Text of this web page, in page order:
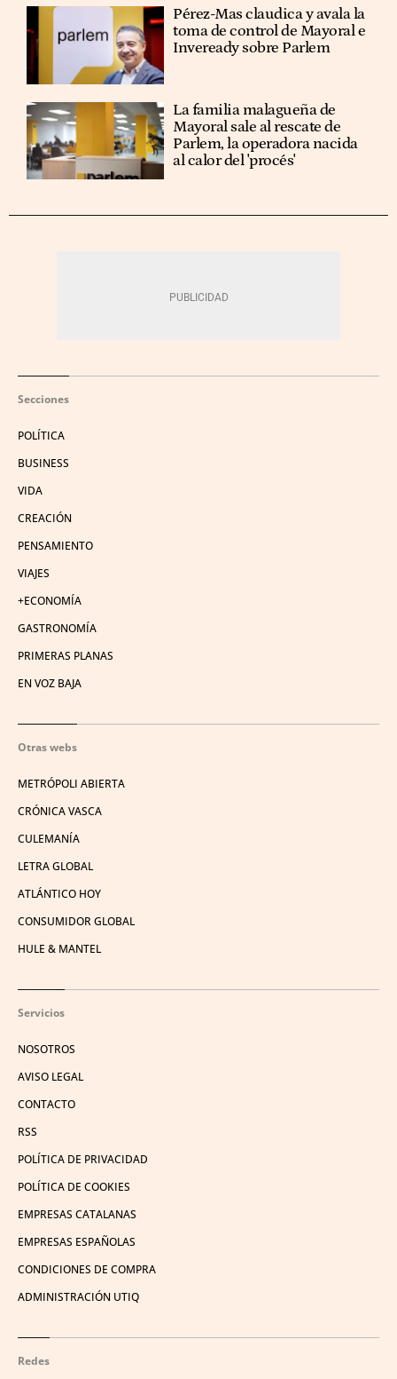
Pérez-Mas claudica y avala la
toma de control de Mayoral e
Inveready sobre Parlem
La familia malagueña de
Mayoral sale al rescate de
Parlem, la operadora nacida
al calor del 'procés'
Secciones
POLÍTICA
BUSINESS
VIDA
CREACIÓN
PENSAMIENTO
VIAJES
+ECONOMÍA
GASTRONOMÍA
PRIMERAS PLANAS
EN VOZ BAJA
Otras webs
METRÓPOLI ABIERTA
CRÓNICA VASCA
CULEMANÍA
LETRA GLOBAL
ATLÁNTICO HOY
CONSUMIDOR GLOBAL
HULE & MANTEL
Servicios
NOSOTROS
AVISO LEGAL
CONTACTO
RSS
POLÍTICA DE PRIVACIDAD
POLÍTICA DE COOKIES
EMPRESAS CATALANAS
EMPRESAS ESPAÑOLAS
CONDICIONES DE COMPRA
ADMINISTRACIÓN UTIQ
Redes